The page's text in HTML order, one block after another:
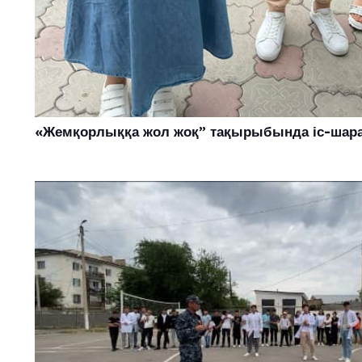
«Жемқорлыққа жол жоқ” тақырыбында іс-